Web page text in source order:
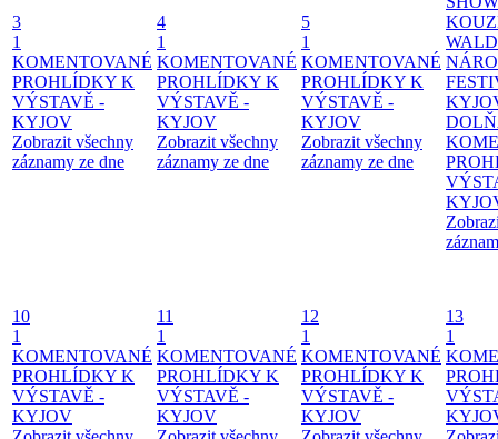
3
1
KOMENTOVANÉ
PROHLÍDKY K
VÝSTAVĚ -
KYJOV
Zobrazit všechny
záznamy ze dne
4
1
KOMENTOVANÉ
PROHLÍDKY K
VÝSTAVĚ -
KYJOV
Zobrazit všechny
záznamy ze dne
5
1
KOMENTOVANÉ
PROHLÍDKY K
VÝSTAVĚ -
KYJOV
Zobrazit všechny
záznamy ze dne
10
1
KOMENTOVANÉ
PROHLÍDKY K
VÝSTAVĚ -
KYJOV
11
1
KOMENTOVANÉ
PROHLÍDKY K
VÝSTAVĚ -
KYJOV
12
1
KOMENTOVANÉ
PROHLÍDKY K
VÝSTAVĚ -
KYJOV
13
1